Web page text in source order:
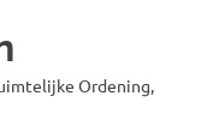
Ordening,